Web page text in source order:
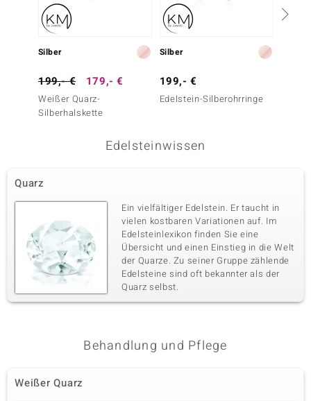
Silber
199,- € 179,- €
Weißer Quarz-
Silberhalskette
Silber
199,- €
Edelstein-Silberohrringe
Edelsteinwissen
Quarz
Ein vielfältiger Edelstein. Er taucht in
vielen kostbaren Variationen auf. Im
Edelsteinlexikon finden Sie eine
Übersicht und einen Einstieg in die Welt
der Quarze. Zu seiner Gruppe zählende
Edelsteine sind oft bekannter als der
Quarz selbst.
Behandlung und Pflege
Weißer Quarz